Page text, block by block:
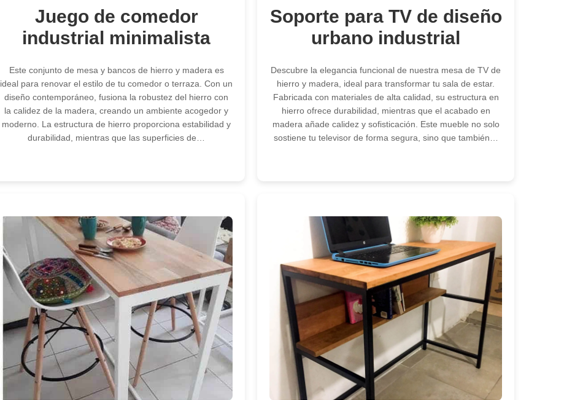
Juego de comedor
industrial minimalista
Este conjunto de mesa y bancos de hierro y madera es
ideal para renovar el estilo de tu comedor o terraza. Con un
diseño contemporáneo, fusiona la robustez del hierro con
la calidez de la madera, creando un ambiente acogedor y
moderno. La estructura de hierro proporciona estabilidad y
durabilidad, mientras que las superficies de…
Soporte para TV de diseño
urbano industrial
Descubre la elegancia funcional de nuestra mesa de TV de
hierro y madera, ideal para transformar tu sala de estar.
Fabricada con materiales de alta calidad, su estructura en
hierro ofrece durabilidad, mientras que el acabado en
madera añade calidez y sofisticación. Este mueble no solo
sostiene tu televisor de forma segura, sino que también…